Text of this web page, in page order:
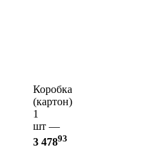
Коробка
(картон)
1
шт —
3 47893